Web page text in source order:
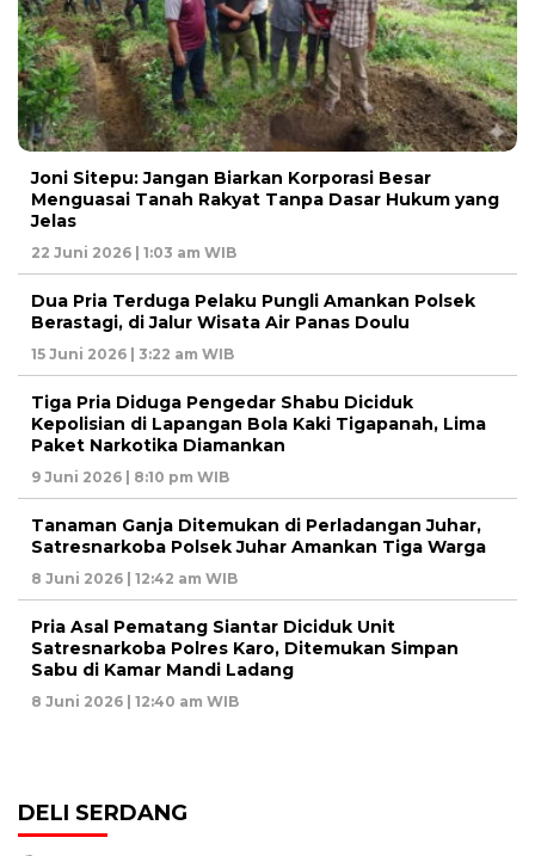
Joni Sitepu: Jangan Biarkan Korporasi Besar
Menguasai Tanah Rakyat Tanpa Dasar Hukum yang
Jelas
22 Juni 2026 | 1:03 am WIB
Dua Pria Terduga Pelaku Pungli Amankan Polsek
Berastagi, di Jalur Wisata Air Panas Doulu
15 Juni 2026 | 3:22 am WIB
Tiga Pria Diduga Pengedar Shabu Diciduk
Kepolisian di Lapangan Bola Kaki Tigapanah, Lima
Paket Narkotika Diamankan
9 Juni 2026 | 8:10 pm WIB
Tanaman Ganja Ditemukan di Perladangan Juhar,
Satresnarkoba Polsek Juhar Amankan Tiga Warga
8 Juni 2026 | 12:42 am WIB
Pria Asal Pematang Siantar Diciduk Unit
Satresnarkoba Polres Karo, Ditemukan Simpan
Sabu di Kamar Mandi Ladang
8 Juni 2026 | 12:40 am WIB
DELI SERDANG